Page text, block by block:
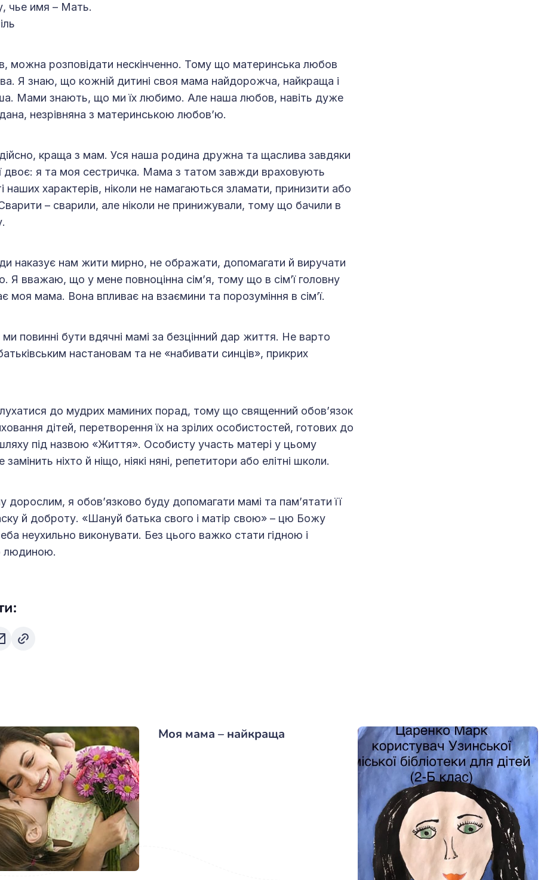
чье имя – Мать.
можна розповідати нескінченно. Тому що материнська любов
Я знаю, що кожній дитині своя мама найдорожча, найкраща і
Мами знають, що ми їх любимо. Але наша любов, навіть дуже
незрівняна з материнською любов’ю.
краща з мам. Уся наша родина дружна та щаслива завдяки
двоє: я та моя сестричка. Мама з татом завжди враховують
наших характерів, ніколи не намагаються зламати, принизити або
– сварили, але ніколи не принижували, тому що бачили в
наказує нам жити мирно, не ображати, допомагати й виручати
Я вважаю, що у мене повноцінна сім’я, тому що в сім’ї головну
моя мама. Вона впливає на взаємини та порозуміння в сім’ї.
повинні бути вдячні мамі за безцінний дар життя. Не варто
настановам та не «набивати синців», прикрих
до мудрих маминих порад, тому що священний обов’язок
дітей, перетворення їх на зрілих особистостей, готових до
під назвою «Життя». Особисту участь матері у цьому
замінить ніхто й ніщо, ніякі няні, репетитори або елітні школи.
дорослим, я обов’язково буду допомагати мамі та пам’ятати її
й доброту. «Шануй батька свого і матір свою» – цю Божу
неухильно виконувати. Без цього важко стати гідною і
людиною.
Моя мама – найкраща